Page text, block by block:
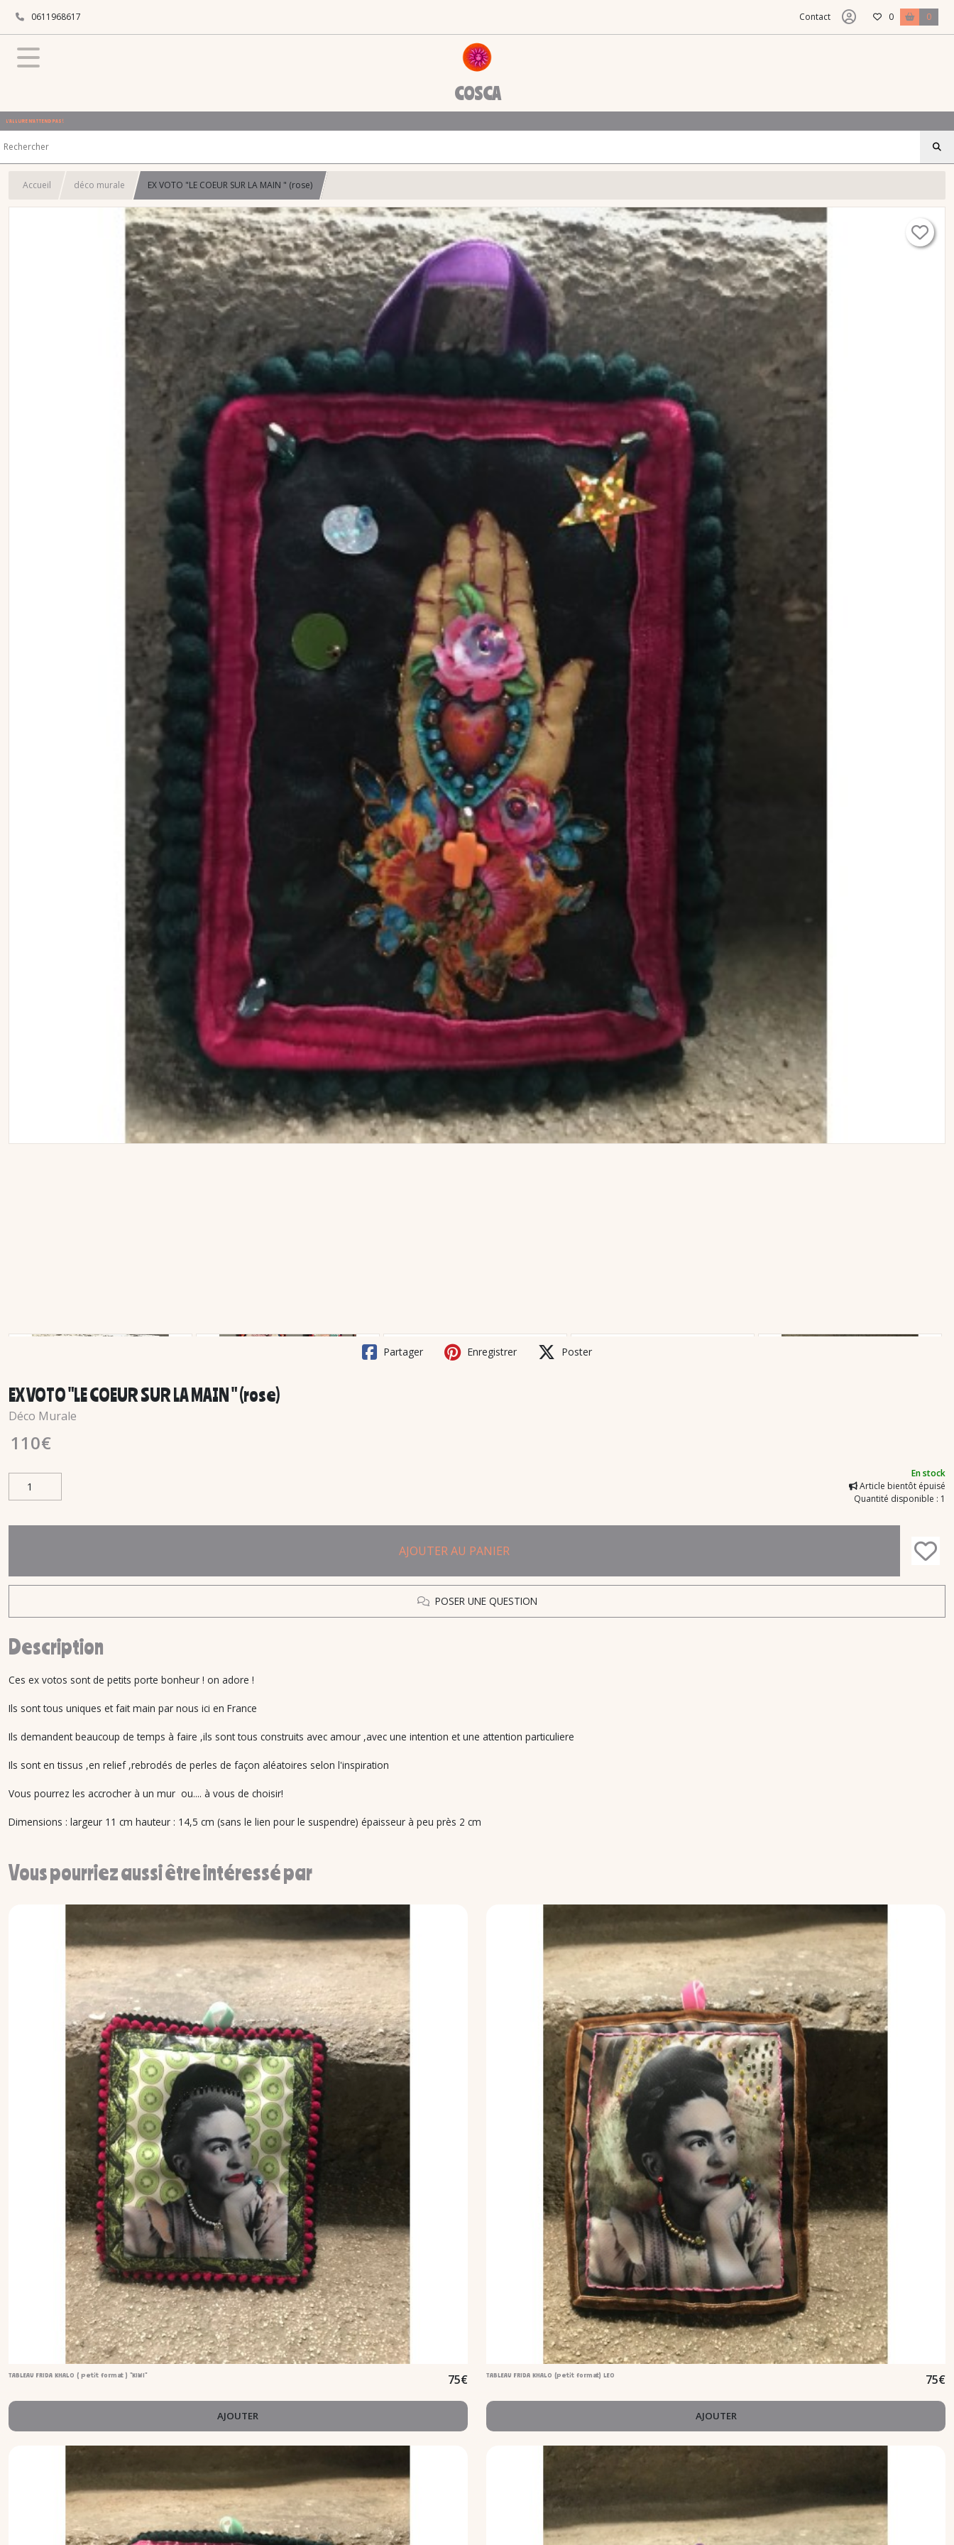
0611968617 Contact 0 0
COSCA
L'ALLURE N'ATTEND PAS !
Accueil déco murale EX VOTO "LE COEUR SUR LA MAIN " (rose)
Partager Enregistrer Poster
EX VOTO "LE COEUR SUR LA MAIN " (rose)
Déco Murale
110€
En stock
Article bientôt épuisé
Quantité disponible : 1
AJOUTER AU PANIER
POSER UNE QUESTION
Description
Ces ex votos sont de petits porte bonheur ! on adore !
Ils sont tous uniques et fait main par nous ici en France
Ils demandent beaucoup de temps à faire ,ils sont tous construits avec amour ,avec une intention et une attention particuliere
Ils sont en tissus ,en relief ,rebrodés de perles de façon aléatoires selon l'inspiration
Vous pourrez les accrocher à un mur ou.... à vous de choisir!
Dimensions : largeur 11 cm hauteur : 14,5 cm (sans le lien pour le suspendre) épaisseur à peu près 2 cm
Vous pourriez aussi être intéressé par
TABLEAU FRIDA KHALO ( petit format ) "KIWI" 75€
AJOUTER
TABLEAU FRIDA KHALO (petit format) LEO 75€
AJOUTER